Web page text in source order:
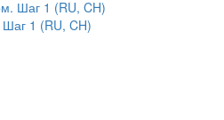
1 (RU, CH)